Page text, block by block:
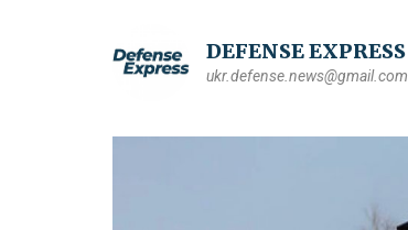
DEFENSE EXPRESS
ukr.defense.news@gmail.com